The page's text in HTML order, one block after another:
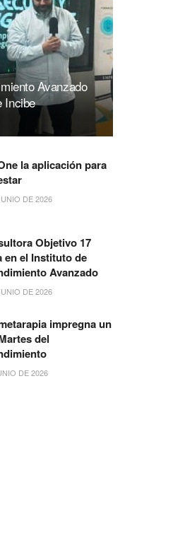
Avanzado
Incibe
la aplicación para
DE 2026
Objetivo 17
en el Instituto de
Avanzado
DE 2026
impregna un
del
DE 2026